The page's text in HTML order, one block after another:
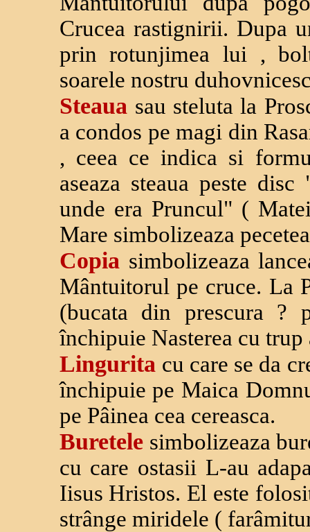
Crucea rastignirii. Dupa
prin rotunjimea lui ,
soarele nostru
Steaua sau steluta la
a condos pe magi din
, ceea ce indica si
aseaza steaua peste
unde era Pruncul" (
Mare simbolizeaza
Copia simbolizeaza
Mântuitorul pe cruce. La
(bucata din prescura ?
închipuie Nasterea cu
Lingurita cu care se da
închipuie pe Maica
pe Pâinea cea cereasca.
Buretele simbolizeaza
cu care ostasii L-au
Iisus Hristos. El este
strânge miridele (